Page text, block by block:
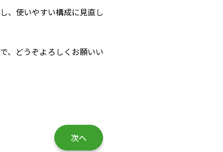
、使いやすい構成に見直し
、どうぞよろしくお願いい
次へ